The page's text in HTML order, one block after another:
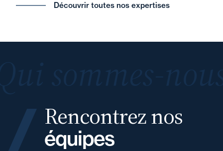
Découvrir toutes nos expertises
Rencontrez nos
équipes